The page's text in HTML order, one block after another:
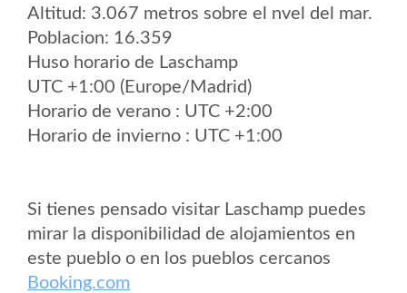
Altitud: 3.067 metros sobre el nvel del mar.
Poblacion: 16.359
Huso horario de Laschamp
UTC +1:00 (Europe/Madrid)
Horario de verano : UTC +2:00
Horario de invierno : UTC +1:00
Si tienes pensado visitar Laschamp puedes
mirar la disponibilidad de alojamientos en
este pueblo o en los pueblos cercanos
Booking.com